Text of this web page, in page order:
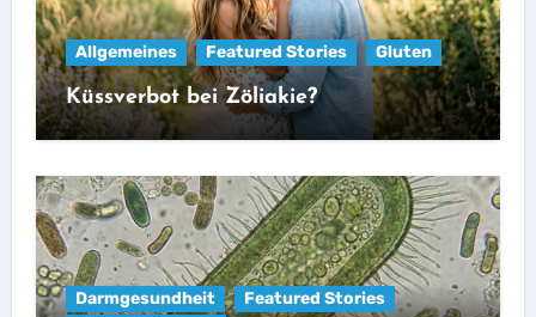
Allgemeines Featured Stories Gluten
Küssverbot bei Zöliakie?
Darmgesundheit
Featured Stories